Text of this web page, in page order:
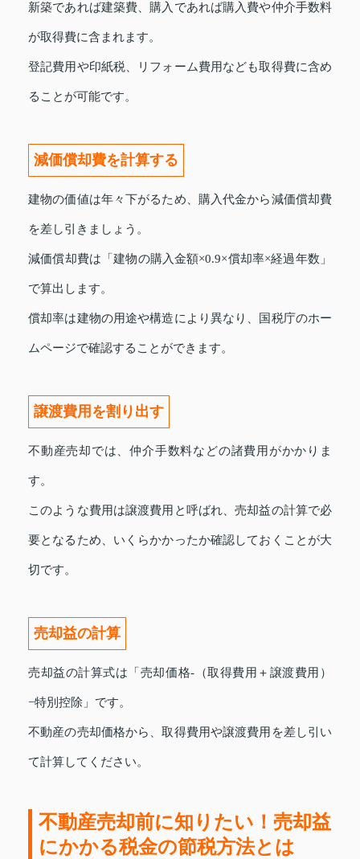
新築であれば建築費、購入であれば購入費や仲介手数料
が取得費に含まれます。
登記費用や印紙税、リフォーム費用なども取得費に含め
ることが可能です。
減価償却費を計算する
建物の価値は年々下がるため、購入代金から減価償却費
を差し引きましょう。
減価償却費は「建物の購入金額×0.9×償却率×経過年数」
で算出します。
償却率は建物の用途や構造により異なり、国税庁のホー
ムページで確認することができます。
譲渡費用を割り出す
不動産売却では、仲介手数料などの諸費用がかかりま
す。
このような費用は譲渡費用と呼ばれ、売却益の計算で必
要となるため、いくらかかったか確認しておくことが大
切です。
売却益の計算
売却益の計算式は「売却価格-（取得費用＋譲渡費用）
−特別控除」です。
不動産の売却価格から、取得費用や譲渡費用を差し引い
て計算してください。
不動産売却前に知りたい！売却益
にかかる税金の節税方法とは